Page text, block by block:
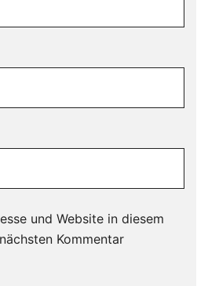
und Website in diesem
Kommentar